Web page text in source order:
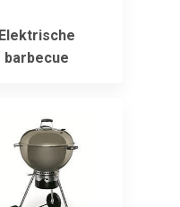
Elektrische
barbecue